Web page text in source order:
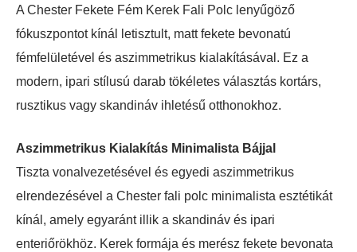
A Chester Fekete Fém Kerek Fali Polc lenyűgöző
fókuszpontot kínál letisztult, matt fekete bevonatú
fémfelületével és aszimmetrikus kialakításával. Ez a
modern, ipari stílusú darab tökéletes választás kortárs,
rusztikus vagy skandináv ihletésű otthonokhoz.
Aszimmetrikus Kialakítás Minimalista Bájjal
Tiszta vonalvezetésével és egyedi aszimmetrikus
elrendezésével a Chester fali polc minimalista esztétikát
kínál, amely egyaránt illik a skandináv és ipari
enteriőrökhöz. Kerek formája és merész fekete bevonata